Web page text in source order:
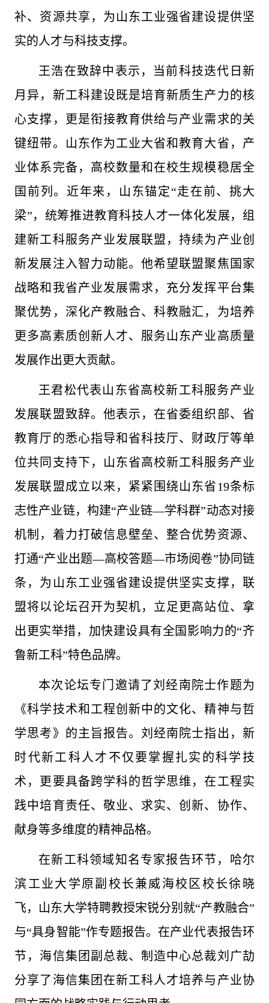
补、资源共享，为山东工业强省建设提供坚
实的人才与科技支撑。
王浩在致辞中表示，当前科技迭代日新
月异，新工科建设既是培育新质生产力的核
心支撑，更是衔接教育供给与产业需求的关
键纽带。山东作为工业大省和教育大省，产
业体系完备，高校数量和在校生规模稳居全
国前列。近年来，山东锚定“走在前、挑大
梁”，统筹推进教育科技人才一体化发展，组
建新工科服务产业发展联盟，持续为产业创
新发展注入智力动能。他希望联盟聚焦国家
战略和我省产业发展需求，充分发挥平台集
聚优势，深化产教融合、科教融汇，为培养
更多高素质创新人才、服务山东产业高质量
发展作出更大贡献。
王君松代表山东省高校新工科服务产业
发展联盟致辞。他表示，在省委组织部、省
教育厅的悉心指导和省科技厅、财政厅等单
位共同支持下，山东省高校新工科服务产业
发展联盟成立以来，紧紧围绕山东省19条标
志性产业链，构建“产业链—学科群”动态对接
机制，着力打破信息壁垒、整合优势资源、
打通“产业出题—高校答题—市场阅卷”协同链
条，为山东工业强省建设提供坚实支撑，联
盟将以论坛召开为契机，立足更高站位、拿
出更实举措，加快建设具有全国影响力的“齐
鲁新工科”特色品牌。
本次论坛专门邀请了刘经南院士作题为
《科学技术和工程创新中的文化、精神与哲
学思考》的主旨报告。刘经南院士指出，新
时代新工科人才不仅要掌握扎实的科学技
术，更要具备跨学科的哲学思维，在工程实
践中培育责任、敬业、求实、创新、协作、
献身等多维度的精神品格。
在新工科领域知名专家报告环节，哈尔
滨工业大学原副校长兼威海校区校长徐晓
飞，山东大学特聘教授宋锐分别就“产教融合”
与“具身智能”作专题报告。在产业代表报告环
节，海信集团副总裁、制造中心总裁刘广劼
分享了海信集团在新工科人才培养与产业协